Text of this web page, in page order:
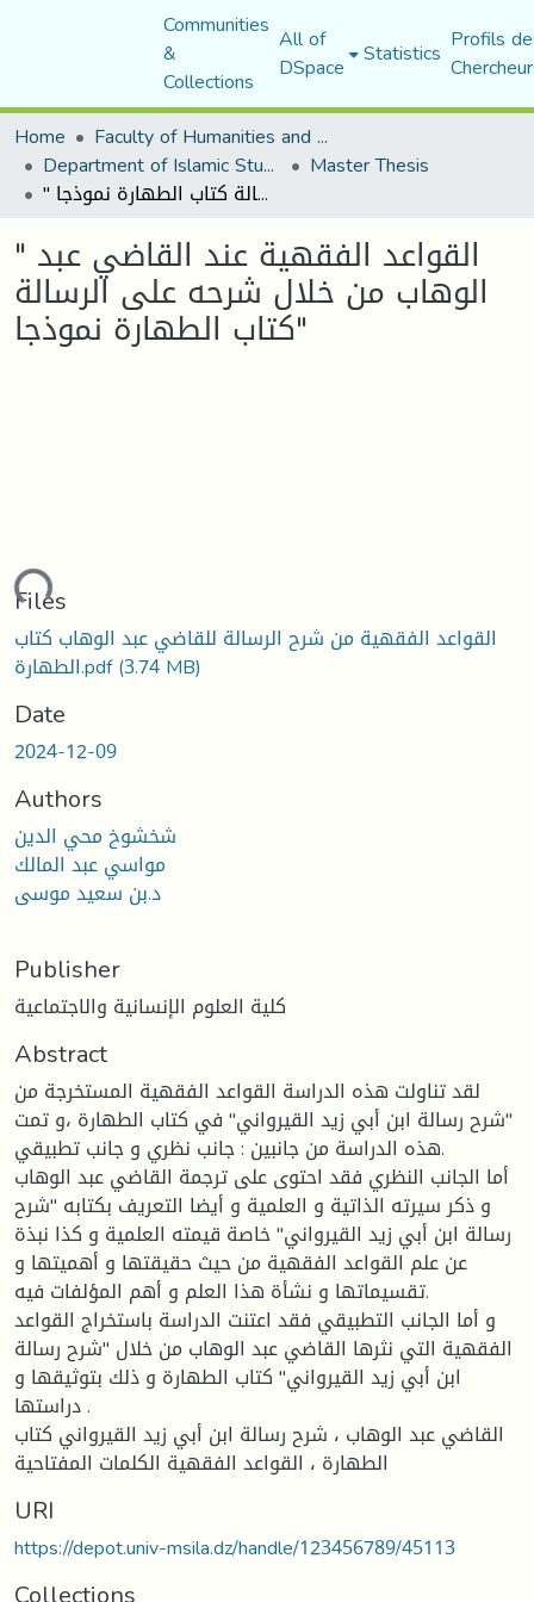
Communities
&
Collections
All of
DSpace Statistics Profils
Home
Faculty of Humanities and Social Sciences
Department of Islamic Studies Master Thesis
" القواعد الفقهية عند القاضي عبد الوهاب من خلال شرحه على الرسالة كتاب الطهارة نموذجا"
" القواعد الفقهية عند القاضي عبد
الوهاب من خلال شرحه على الرسالة
كتاب الطهارة نموذجا"
Files
القواعد الفقهية من شرح الرسالة للقاضي عبد الوهاب كتاب
الطهارة.pdf(3.74 MB)
Date
2024-12-09
Authors
شخشوخ محي الدين
مواسي عبد المالك
د.بن سعيد موسى
Publisher
كلية العلوم الإنسانية والاجتماعية
Abstract
لقد تناولت هذه الدراسة القواعد الفقهية المستخرجة من
"شرح رسالة ابن أبي زيد القيرواني" في كتاب الطهارة ،و تمت
هذه الدراسة من جانبين : جانب نظري و جانب تطبيقي.
أما الجانب النظري فقد احتوى على ترجمة القاضي عبد الوهاب
و ذكر سيرته الذاتية و العلمية و أيضا التعريف بكتابه "شرح
رسالة ابن أبي زيد القيرواني" خاصة قيمته العلمية و كذا نبذة
عن علم القواعد الفقهية من حيث حقيقتها و أهميتها و
تقسيماتها و نشأة هذا العلم و أهم المؤلفات فيه.
و أما الجانب التطبيقي فقد اعتنت الدراسة باستخراج القواعد
الفقهية التي نثرها القاضي عبد الوهاب من خلال "شرح رسالة
ابن أبي زيد القيرواني" كتاب الطهارة و ذلك بتوثيقها و
دراستها .
القاضي عبد الوهاب ، شرح رسالة ابن أبي زيد القيرواني كتاب
الطهارة ، القواعد الفقهية الكلمات المفتاحية
URI
https://depot.univ-msila.dz/handle/123456789/45113